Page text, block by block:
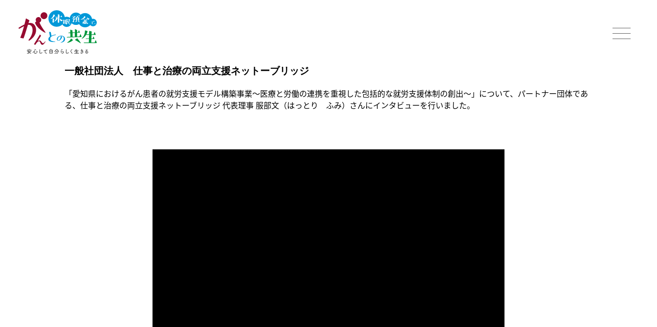
一般社団法人 仕事と治療の両立支援ネットーブリッジ
「愛知県におけるがん患者の就労支援モデル構築事業～医療と労働の連携を重視した包括的な就労支援体制の創出～」について、パートナー団体であ
る、仕事と治療の両立支援ネットーブリッジ 代表理事 服部文（はっとり ふみ）さんにインタビューを行いました。